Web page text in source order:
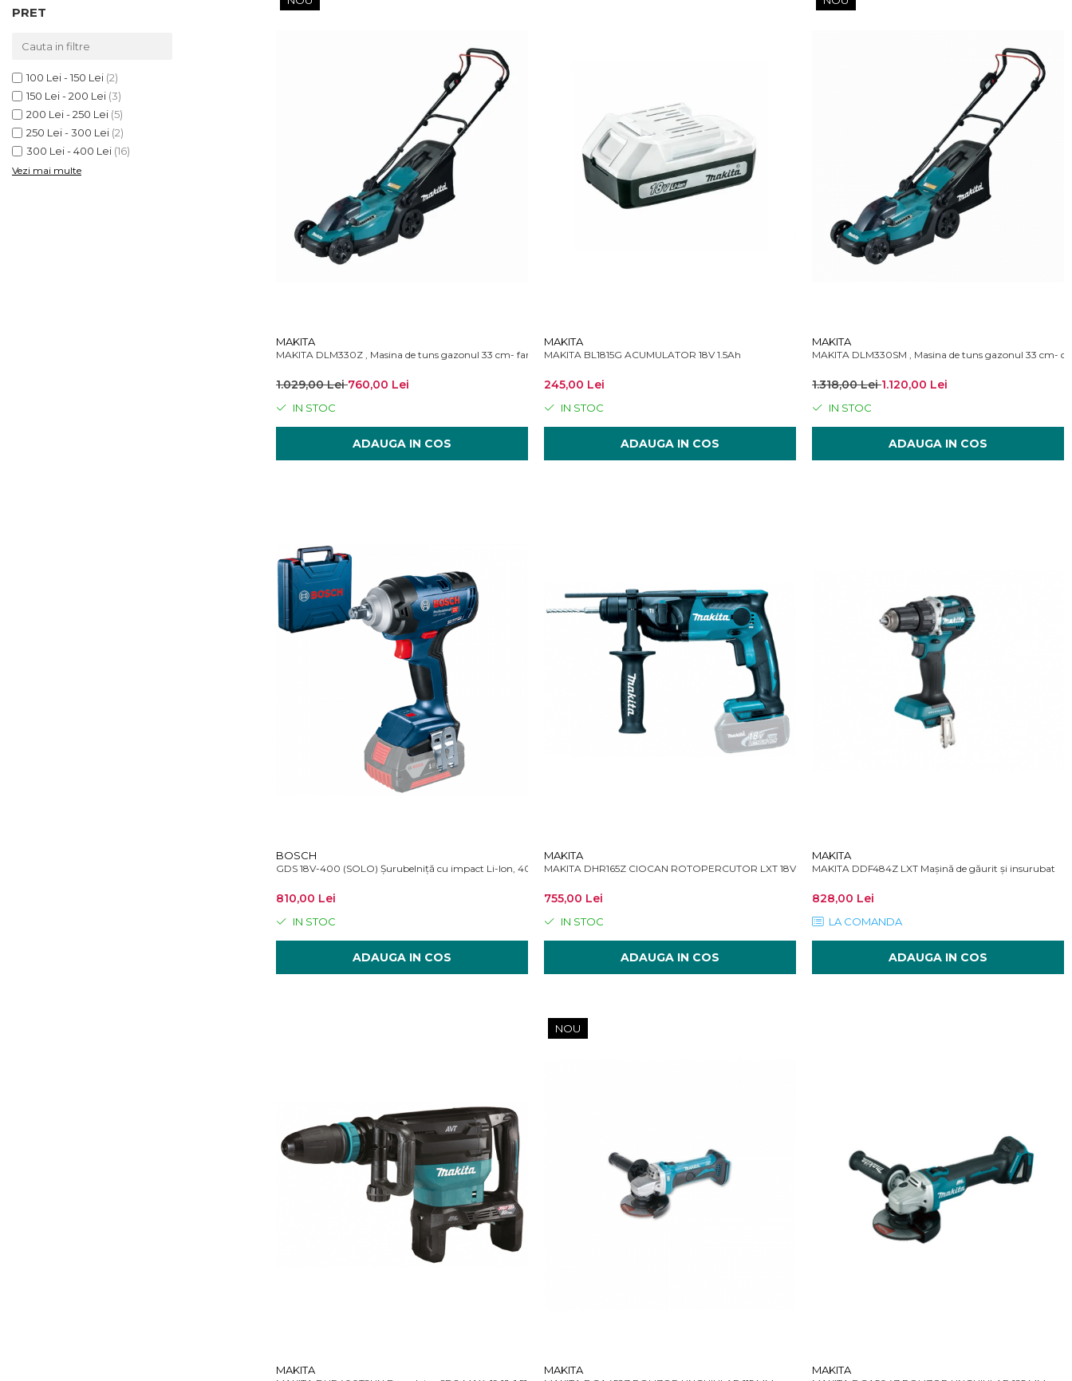
Încărcătoare
Polizoare de Banc
Polizoare Unghiulare
Rindele
Suflante
Suflante cu Aer Cald
Șlefuitoare
PRET
100 Lei - 150 Lei (2)
150 Lei - 200 Lei (3)
200 Lei - 250 Lei (5)
250 Lei - 300 Lei (2)
300 Lei - 400 Lei (16)
Vezi mai multe
MAKITA
MAKITA DLM330Z , Masina de tuns gazonul 33 cm- fara acumulator si incarcator
1.029,00 Lei760,00 Lei
IN STOC
ADAUGA IN COS
MAKITA
MAKITA BL1815G ACUMULATOR 18V 1.5Ah
245,00 Lei
IN STOC
ADAUGA IN COS
MAKITA
MAKITA DLM330SM , Masina de tuns gazonul 33 cm-
1.318,00 Lei1.120,00 Lei
IN STOC
ADAUGA IN COS
BOSCH
GDS 18V-400 (SOLO) Șurubelniță cu impact Li-Ion, 400 Nm, brushless + Valiză
810,00 Lei
IN STOC
ADAUGA IN COS
MAKITA
MAKITA DHR165Z CIOCAN ROTOPERCUTOR LXT 18V SDS-PLUS 1,3 J
755,00 Lei
IN STOC
ADAUGA IN COS
MAKITA
MAKITA DDF484Z LXT Mașină de găurit și insurubat
828,00 Lei
LA COMANDA
ADAUGA IN COS
MAKITA
NOU
MAKITA MAKITA